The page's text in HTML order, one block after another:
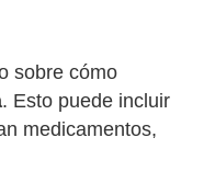
sobre cómo
. Esto puede incluir
medicamentos,